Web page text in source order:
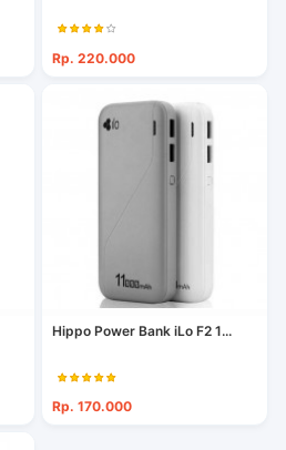
Rp. 220.000
Hippo Power Bank iLo F2 1...
Rp. 170.000